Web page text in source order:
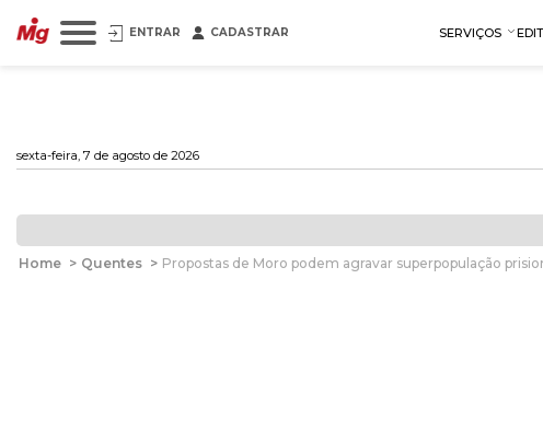
ENTRAR CADASTRAR SERVIÇOS
sexta-feira, 7 de agosto de 2026
Home > Quentes > Propostas de Moro podem agravar superpopulação